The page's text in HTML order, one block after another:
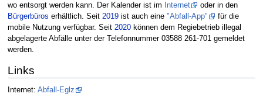
wo entsorgt werden kann. Der Kalender ist im
Internet
oder in den
Bürgerbüros erhältlich. Seit 2019ist auch eine "Abfall-App"
für die
mobile Nutzung verfügbar. Seit 2020können dem Regiebetrieb illegal
abgelagerte Abfälle unter der Telefonnummer 03588 261-701 gemeldet
werden.
Links
Internet: Abfall-Eglz